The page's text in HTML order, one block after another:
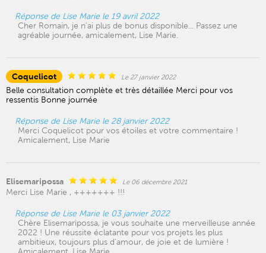
Réponse de Lise Marie le 19 avril 2022
Cher Romain, je n'ai plus de bonus disponible... Passez une
agréable journée, amicalement, Lise Marie.
Coquelicot Le 27 janvier 2022
Belle consultation complète et très détaillée Merci pour vos
ressentis Bonne journée
Réponse de Lise Marie le 28 janvier 2022
Merci Coquelicot pour vos étoiles et votre commentaire !
Amicalement, Lise Marie
Elisemaripossa Le 06 décembre 2021
Merci Lise Marie , +++++++ !!!
Réponse de Lise Marie le 03 janvier 2022
Chère Elisemaripossa, je vous souhaite une merveilleuse année
2022 ! Une réussite éclatante pour vos projets les plus
ambitieux, toujours plus d'amour, de joie et de lumière !